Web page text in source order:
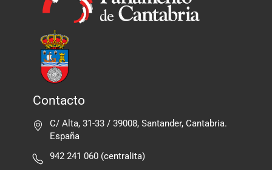
Contacto
C/ Alta, 31-33 / 39008, Santander, Cantabria.
España
942 241 060 (centralita)